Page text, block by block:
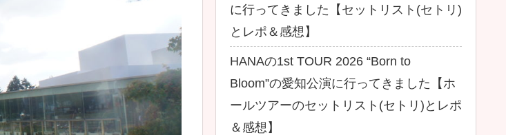
に行ってきました【セットリスト(セトリ)
とレポ＆感想】
HANAの1st TOUR 2026 “Born to
Bloom”の愛知公演に行ってきました【ホ
ールツアーのセットリスト(セトリ)とレポ
＆感想】